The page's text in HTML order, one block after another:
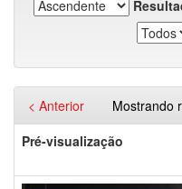
Mostrando
< Anterior
Pré-visualização